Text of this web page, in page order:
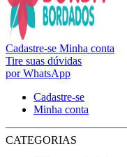
Cadastre-se Minha conta
Tire suas dúvidas
por WhatsApp
Cadastre-se
Minha conta
CATEGORIAS